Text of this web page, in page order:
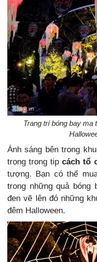
Trang trí bóng bay ma
Ánh sáng bên trong
trọng trong tipcách tổ
tượng. Bạn có thể
trong những quả bóng
đen vẽ lên đó những
đêm Halloween.